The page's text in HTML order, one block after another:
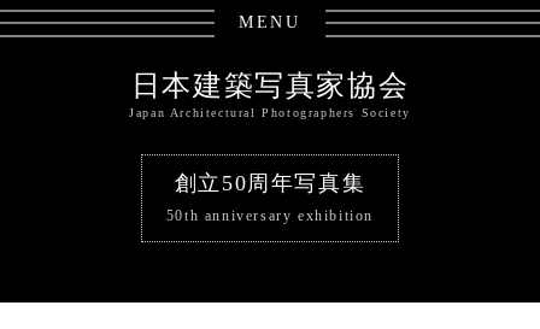
MENU
日本建築写真家協会
Japan Architectural Photographers Society
創立50周年写真集
50th anniversary exhibition